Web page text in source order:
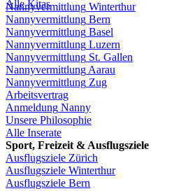
Alle Kitas
Nannyvermittlung Winterthur
Nannyvermittlung Bern
Nannyvermittlung Basel
Nannyvermittlung Luzern
Nannyvermittlung St. Gallen
Nannyvermittlung Aarau
Nannyvermittlung Zug
Arbeitsvertrag
Anmeldung Nanny
Unsere Philosophie
Alle Inserate
Sport, Freizeit & Ausflugsziele
Ausflugsziele Zürich
Ausflugsziele Winterthur
Ausflugsziele Bern